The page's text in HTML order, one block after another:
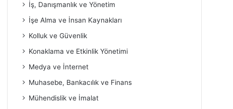
İş, Danışmanlık ve Yönetim
İşe Alma ve İnsan Kaynakları
Kolluk ve Güvenlik
Konaklama ve Etkinlik Yönetimi
Medya ve İnternet
Muhasebe, Bankacılık ve Finans
Mühendislik ve İmalat